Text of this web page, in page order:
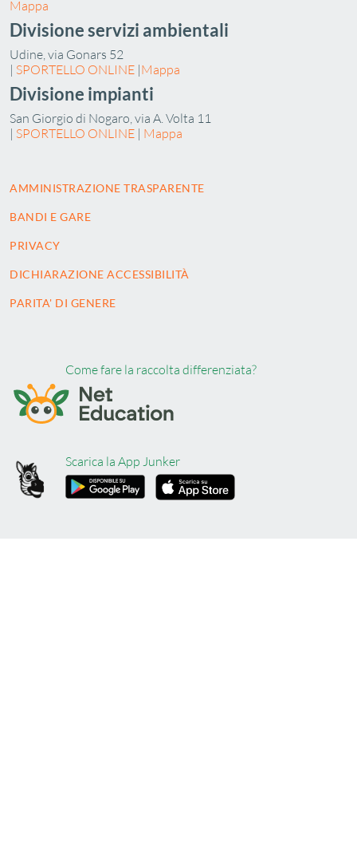
Mappa
Divisione servizi ambientali
Udine, via Gonars 52
| SPORTELLO ONLINE |Mappa
Divisione impianti
San Giorgio di Nogaro, via A. Volta 11
| SPORTELLO ONLINE | Mappa
AMMINISTRAZIONE TRASPARENTE
BANDI E GARE
PRIVACY
DICHIARAZIONE ACCESSIBILITÀ
PARITA' DI GENERE
Come fare la raccolta differenziata?
Scarica la App Junker